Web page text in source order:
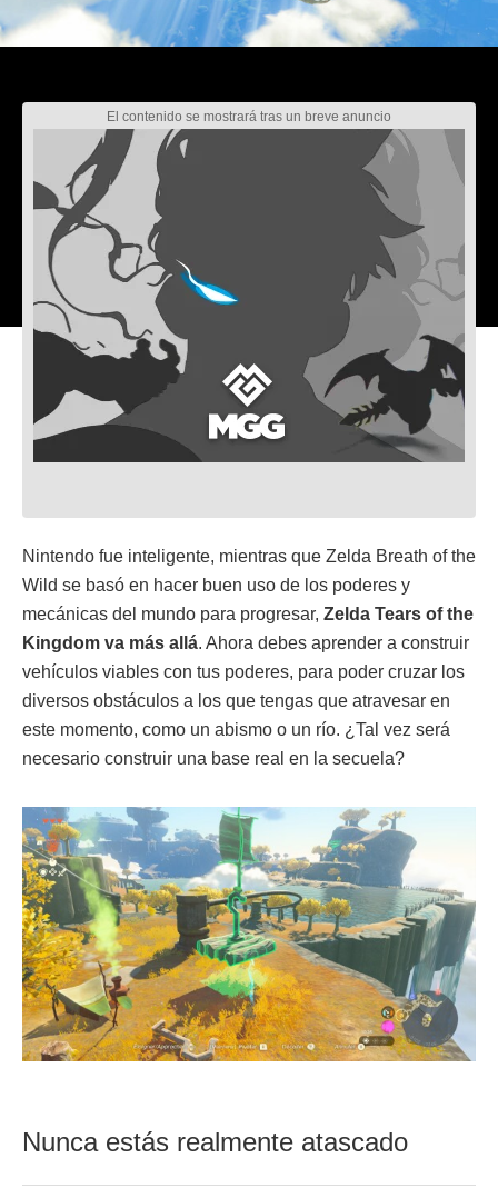
Nintendo fue inteligente, mientras que Zelda Breath of the
Wild se basó en hacer buen uso de los poderes y
mecánicas del mundo para progresar, Zelda Tears of the
Kingdom va más allá. Ahora debes aprender a construir
vehículos viables con tus poderes, para poder cruzar los
diversos obstáculos a los que tengas que atravesar en
este momento, como un abismo o un río. ¿Tal vez será
necesario construir una base real en la secuela?
Nunca estás realmente atascado